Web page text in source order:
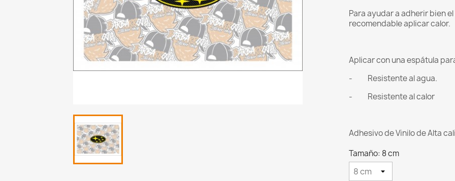
Para ayudar a adherir bien
recomendable aplicar calor.
Aplicar con una espátula
- Resistente al agua.
- Resistente al calor
Adhesivo de Vinilo de Alta
Tamaño: 8 cm